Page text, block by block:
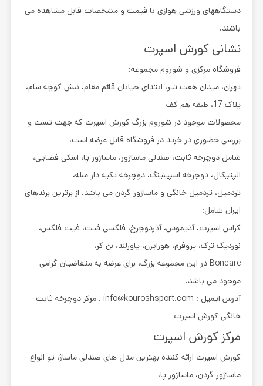
دستگاههای ورزشی هوازی با قیمت و مشخصات قابل مشاهده می
باشند.
نشانی کورش اسپرت
فروشگاه مرکزی و شوروم مجموعه:
تهران، میدان هفت تیر، ابتدای خیابان قائم مقام، نبش کوچه سام،
پلاک 17، طبقه هم کف
محصولات موجود در شوروم بزرگ کورش اسپرت که جهت تست و
بررسی حضوری در خرید در فروشگاه قابل عرضه است،
شامل دوچرخه ثابت، صندلی ماساژور، ماساژور پا، اسکی فضایی،
الپتیکال، دوچرخه اسپینینگ، دوچرخه تکیه دار مبله،
تردمیل، تردمیل خانگی و ماساژور گردن می باشد. از برترین برندهای
ایران شامل:
کراس اسپرت، آذیموس، آذردوچرخ، فلکسی فیت، فیت فلکس،
نوردیک ترک، پروفرم، هورایزن، پاورلند، بن کر،
Boncare در این مجموعه بزرگ، برای عرضه به متقاضیان گرامی
موجود می باشد.
آدرس ایمیل : info@kouroshsport.com . مرکز دوچرخه ثابت
خانگی کورش اسپرت
مرکز کورش اسپرت
کورش اسپرت ارائه کننده بهترین مدل های صندلی ماساژ، تو انواع
ماساژور گردن، ماساژور پا،